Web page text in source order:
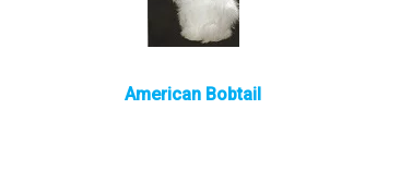
American Bobtail